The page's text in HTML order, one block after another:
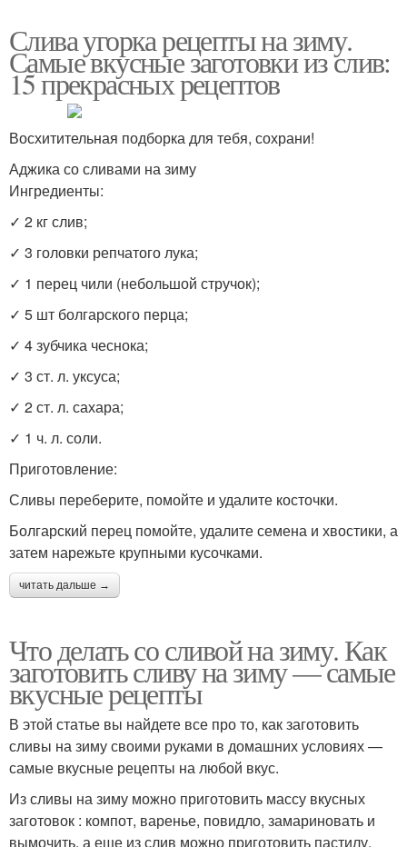
Слива угорка рецепты на зиму.
Самые вкусные заготовки из слив:
15 прекрасных рецептов
Восхитительная подборка для тебя, сохрани!
Аджика со сливами на зиму
Ингредиенты:
✓ 2 кг слив;
✓ 3 головки репчатого лука;
✓ 1 перец чили (небольшой стручок);
✓ 5 шт болгарского перца;
✓ 4 зубчика чеснока;
✓ 3 ст. л. уксуса;
✓ 2 ст. л. сахара;
✓ 1 ч. л. соли.
Приготовление:
Сливы переберите, помойте и удалите косточки.
Болгарский перец помойте, удалите семена и хвостики, а
затем нарежьте крупными кусочками.
читать дальше →
Что делать со сливой на зиму. Как
заготовить сливу на зиму — самые
вкусные рецепты
В этой статье вы найдете все про то, как заготовить
сливы на зиму своими руками в домашних условиях —
самые вкусные рецепты на любой вкус.
Из сливы на зиму можно приготовить массу вкусных
заготовок : компот, варенье, повидло, замариновать и
вымочить, а еще из слив можно приготовить пастилу,